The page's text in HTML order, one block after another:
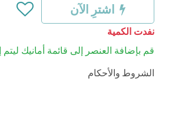
اشترِ الآن
نفدت الكمية
قم بإضافة العنصر إلى قائمة أمانيك
الشروط والأحكام